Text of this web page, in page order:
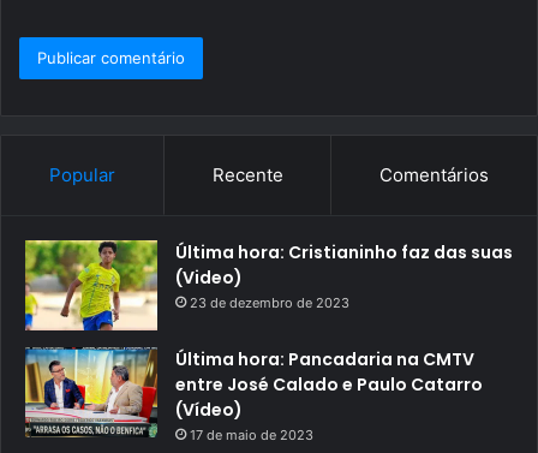
Popular Recente Comentários
Última hora: Cristianinho faz das suas
(Video)
23 de dezembro de 2023
Última hora: Pancadaria na CMTV
entre José Calado e Paulo Catarro
(Vídeo)
17 de maio de 2023